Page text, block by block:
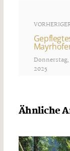
2025
Ähnliche